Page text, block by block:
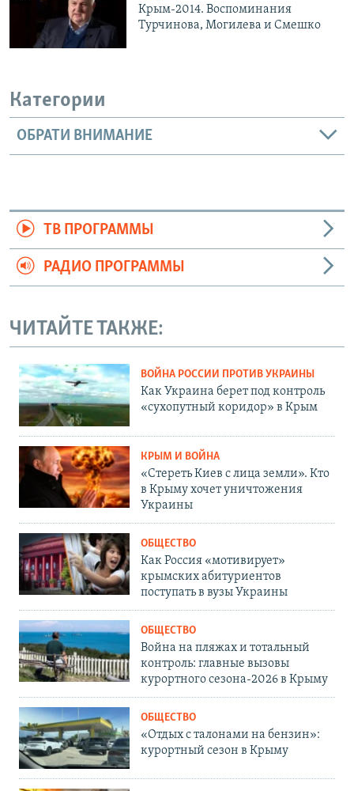
Крым-2014. Воспоминания
Турчинова, Могилева и Смешко
Категории
ОБРАТИ ВНИМАНИЕ
ТВ ПРОГРАММЫ
РАДИО ПРОГРАММЫ
ЧИТАЙТЕ ТАКЖЕ:
ВОЙНА РОССИИ ПРОТИВ УКРАИНЫ
Как Украина берет под контроль
«сухопутный коридор» в Крым
КРЫМ И ВОЙНА
«Стереть Киев с лица земли». Кто
в Крыму хочет уничтожения
Украины
ОБЩЕСТВО
Как Россия «мотивирует»
крымских абитуриентов
поступать в вузы Украины
ОБЩЕСТВО
Война на пляжах и тотальный
контроль: главные вызовы
курортного сезона-2026 в Крыму
ОБЩЕСТВО
«Отдых с талонами на бензин»:
курортный сезон в Крыму